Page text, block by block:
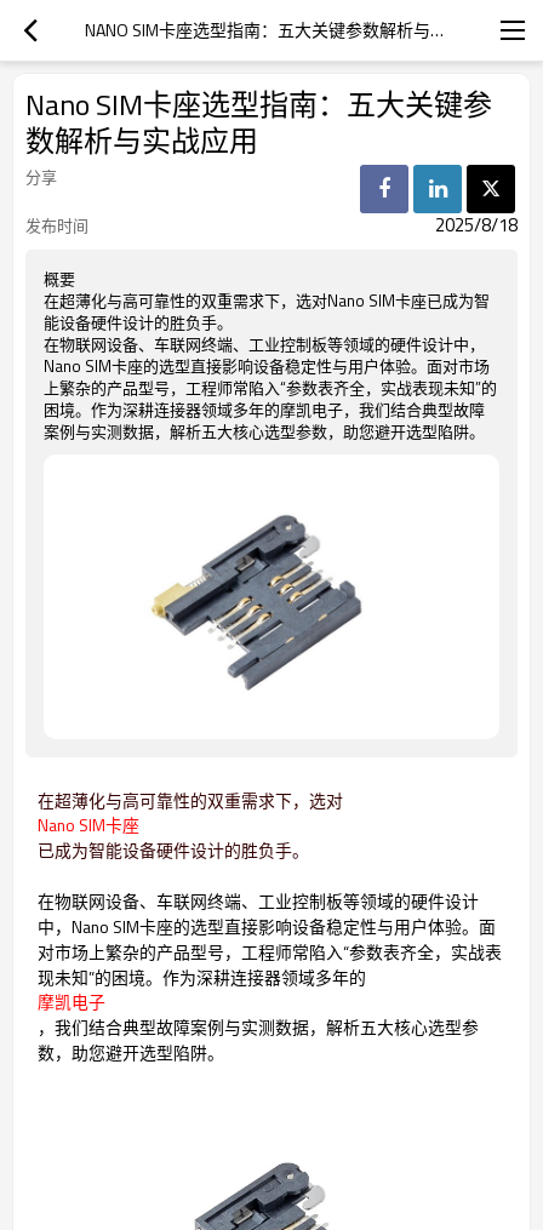
NANO SIM卡座选型指南：五大关键参数解析与实战应用
Nano SIM卡座选型指南：五大关键参
数解析与实战应用
分享
发布时间
2025/8/18
概要
在超薄化与高可靠性的双重需求下，选对Nano SIM卡座已成为智
能设备硬件设计的胜负手。
在物联网设备、车联网终端、工业控制板等领域的硬件设计中，
Nano SIM卡座的选型直接影响设备稳定性与用户体验。面对市场
上繁杂的产品型号，工程师常陷入“参数表齐全，实战表现未知”的
困境。作为深耕连接器领域多年的摩凯电子，我们结合典型故障
案例与实测数据，解析五大核心选型参数，助您避开选型陷阱。
在超薄化与高可靠性的双重需求下，选对
Nano SIM卡座
已成为智能设备硬件设计的胜负手。
在物联网设备、车联网终端、工业控制板等领域的硬件设计
中，Nano SIM卡座的选型直接影响设备稳定性与用户体验。面
对市场上繁杂的产品型号，工程师常陷入“参数表齐全，实战表
现未知”的困境。作为深耕连接器领域多年的
摩凯电子
，我们结合典型故障案例与实测数据，解析五大核心选型参
数，助您避开选型陷阱。